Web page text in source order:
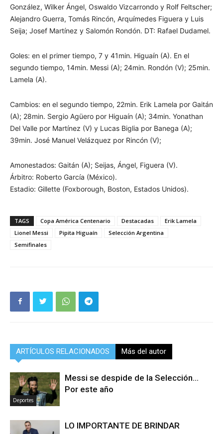
González, Wilker Ángel, Oswaldo Vizcarrondo y Rolf Feltscher;
Alejandro Guerra, Tomás Rincón, Arquímedes Figuera y Luis
Seija; Josef Martínez y Salomón Rondón. DT: Rafael Dudamel.
Goles: en el primer tiempo, 7 y 41min. Higuaín (A). En el
segundo tiempo, 14min. Messi (A); 24min. Rondón (V); 25min.
Lamela (A).
Cambios: en el segundo tiempo, 22min. Erik Lamela por Gaitán
(A); 28min. Sergio Agüero por Higuaín (A); 34min. Yonathan
Del Valle por Martínez (V) y Lucas Biglia por Banega (A);
39min. José Manuel Velázquez por Rincón (V);
Amonestados: Gaitán (A); Seijas, Ángel, Figuera (V).
Árbitro: Roberto García (México).
Estadio: Gillette (Foxborough, Boston, Estados Unidos).
TAGS Copa América Centenario Destacadas
Erik Lamela
Lionel Messi
Pipita Higuaín
Selección Argentina
Semifinales
ARTÍCULOS RELACIONADOS Más del autor
Deportes
Messi se despide de la Selección…
Por este año
LO IMPORTANTE DE BRINDAR